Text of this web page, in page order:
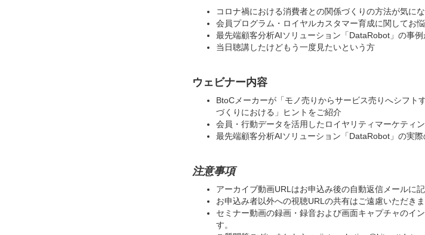
コロナ禍における消費者との関係づくりの方法が気に
会員プログラム・ロイヤルカスタマー育成に関してお
最先端顧客分析AIソリューション「DataRobot」の事
当日聴講したけどもう一度見たいという方
ウェビナー内容
BtoCメーカーが「モノ売りからサービス売りへシフト
づくりにおける」ヒントをご紹介
会員・行動データを活用したロイヤリティマーケティ
最先端顧客分析AIソリューション「DataRobot」の実
注意事項
アーカイブ動画URLはお申込み後の自動返信メールに記
お申込み者以外への視聴URLの共有はご遠慮いただき
セミナー動画の録画・録音および画面キャプチャのイ
す。